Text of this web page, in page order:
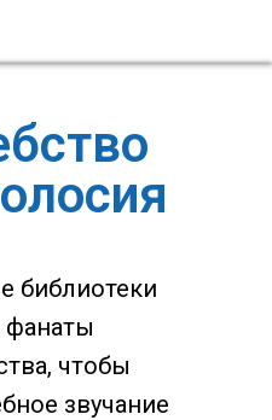
библиотеки
фанаты
чтобы
звучание